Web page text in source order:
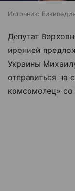
Источник: Википедия
Депутат
иронией
Украины
отправиться на
комсомолец» со